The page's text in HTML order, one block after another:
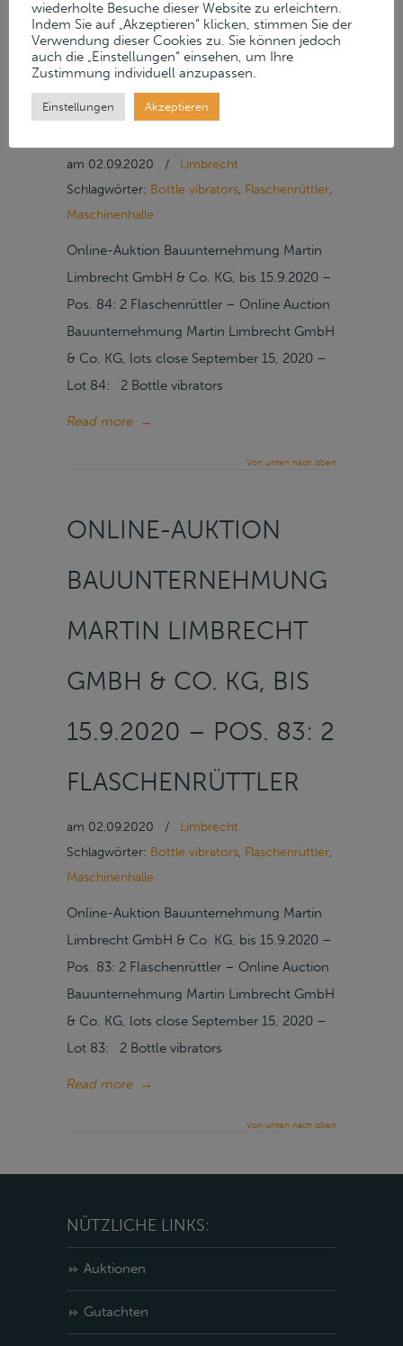
GMBH & CO. KG, BIS
15.9.2020 – POS. 84: 2
FLASCHENRÜTTLER
am 02.09.2020 /
Limbrecht
Schlagwörter: Bottle vibrators, Flaschenrüttler,
Maschinenhalle
Online-Auktion Bauunternehmung Martin
Limbrecht GmbH & Co. KG, bis 15.9.2020 –
Pos. 84: 2 Flaschenrüttler – Online Auction
Bauunternehmung Martin Limbrecht GmbH
& Co. KG, lots close September 15, 2020 –
Lot 84: 2 Bottle vibrators
Read more →
Von unten nach oben
ONLINE-AUKTION
BAUUNTERNEHMUNG
MARTIN LIMBRECHT
GMBH & CO. KG, BIS
15.9.2020 – POS. 83: 2
FLASCHENRÜTTLER
am 02.09.2020 /
Limbrecht
Schlagwörter: Bottle vibrators, Flaschenrüttler,
Maschinenhalle
Online-Auktion Bauunternehmung Martin
Limbrecht GmbH & Co. KG, bis 15.9.2020 –
Pos. 83: 2 Flaschenrüttler – Online Auction
Bauunternehmung Martin Limbrecht GmbH
& Co. KG, lots close September 15, 2020 –
Lot 83: 2 Bottle vibrators
Read more →
Von unten nach oben
NÜTZLICHE LINKS:
Auktionen
Gutachten
wiederholte Besuche dieser Website zu erleichtern.
Indem Sie auf „Akzeptieren“ klicken, stimmen Sie der
Verwendung dieser Cookies zu. Sie können jedoch
auch die „Einstellungen“ einsehen, um Ihre
Zustimmung individuell anzupassen.
Einstellungen Akzeptieren